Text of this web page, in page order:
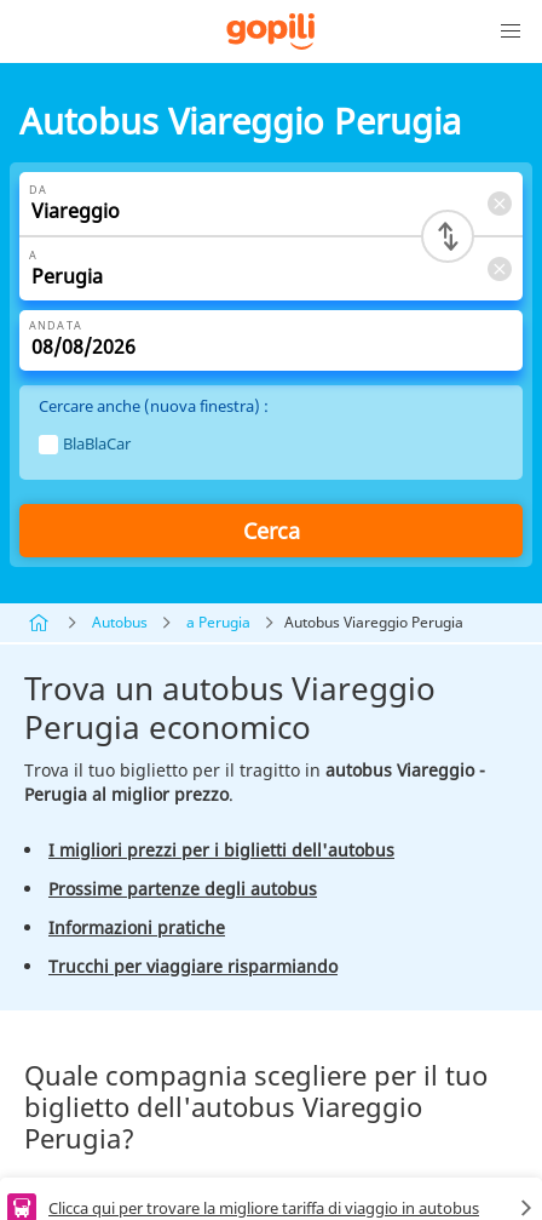
Autobus Viareggio Perugia
DA
A
ANDATA
Cercare anche (nuova finestra) :
BlaBlaCar
Cerca
Autobus a Perugia Autobus Viareggio Perugia
Trova un autobus Viareggio
Perugia economico
Trova il tuo biglietto per il tragitto in autobus Viareggio -
Perugia al miglior prezzo.
I migliori prezzi per i biglietti dell'autobus
Prossime partenze degli autobus
Informazioni pratiche
Trucchi per viaggiare risparmiando
Quale compagnia scegliere per il tuo
biglietto dell'autobus Viareggio
Perugia?
Clicca qui per trovare la migliore tariffa di viaggio in autobus